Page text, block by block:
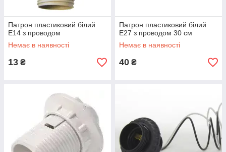
Патрон пластиковий білий
Е14 з проводом
Немає в наявності
13 ₴
Патрон пластиковий білий
Е27 з проводом 30 см
Немає в наявності
40 ₴